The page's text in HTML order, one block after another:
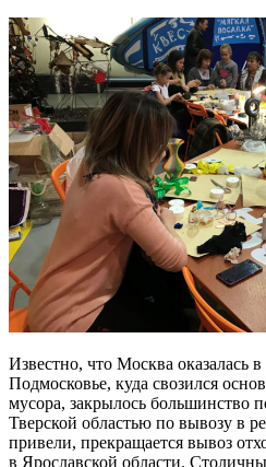
Известно, что Москва оказалась
Подмосковье, куда свозился
мусора, закрылось большинство
Тверской областью по вывозу в
привели, прекращается вывоз
в Ярославской области.